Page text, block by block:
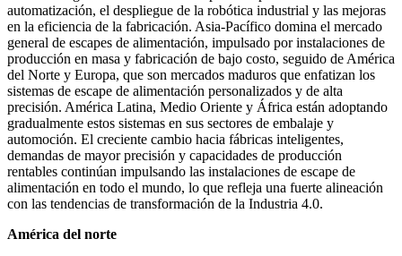
automatización, el despliegue de la robótica industrial y las mejoras
en la eficiencia de la fabricación. Asia-Pacífico domina el mercado
general de escapes de alimentación, impulsado por instalaciones de
producción en masa y fabricación de bajo costo, seguido de América
del Norte y Europa, que son mercados maduros que enfatizan los
sistemas de escape de alimentación personalizados y de alta
precisión. América Latina, Medio Oriente y África están adoptando
gradualmente estos sistemas en sus sectores de embalaje y
automoción. El creciente cambio hacia fábricas inteligentes,
demandas de mayor precisión y capacidades de producción
rentables continúan impulsando las instalaciones de escape de
alimentación en todo el mundo, lo que refleja una fuerte alineación
con las tendencias de transformación de la Industria 4.0.
América del norte